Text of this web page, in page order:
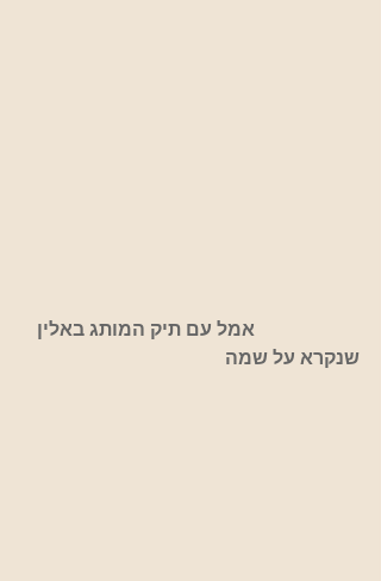
                      אמל עם תיק המותג באלין
שנקרא על שמה